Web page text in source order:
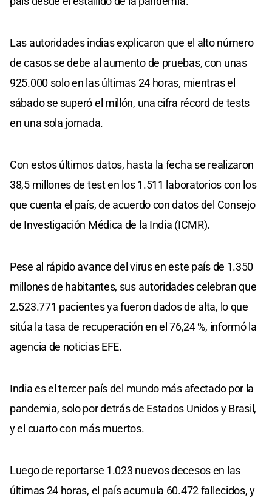
Las autoridades indias explicaron que el alto número
de casos se debe al aumento de pruebas, con unas
925.000 solo en las últimas 24 horas, mientras el
sábado se superó el millón, una cifra récord de tests
en una sola jornada.
Con estos últimos datos, hasta la fecha se realizaron
38,5 millones de test en los 1.511 laboratorios con los
que cuenta el país, de acuerdo con datos del Consejo
de Investigación Médica de la India (ICMR).
Pese al rápido avance del virus en este país de 1.350
millones de habitantes, sus autoridades celebran que
2.523.771 pacientes ya fueron dados de alta, lo que
sitúa la tasa de recuperación en el 76,24 %, informó la
agencia de noticias EFE.
India es el tercer país del mundo más afectado por la
pandemia, solo por detrás de Estados Unidos y Brasil,
y el cuarto con más muertos.
Luego de reportarse 1.023 nuevos decesos en las
últimas 24 horas, el país acumula 60.472 fallecidos, y